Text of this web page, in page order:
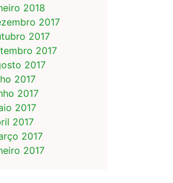
2018
2017
2017
2017
2017
2017
2017
2017
2017
2017
2017